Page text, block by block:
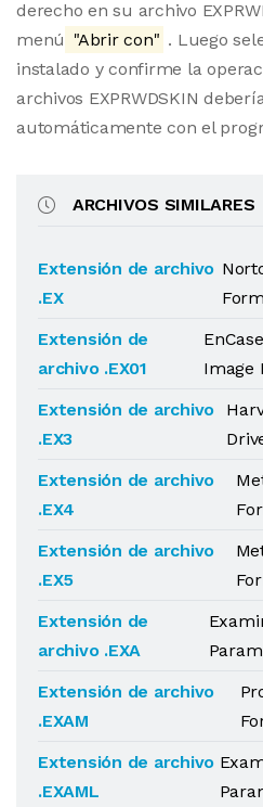
derecho en su archivo
menú "Abrir con" . Luego
instalado y confirme la
archivos EXPRWDSKIN
automáticamente con el
ARCHIVOS SIMILARES
Extensión de archivo
.EX
Extensión de
archivo .EX01
Image
Extensión de archivo
.EX3
Extensión de archivo
.EX4
Extensión de archivo
.EX5
Extensión de
archivo .EXA
Extensión de archivo
.EXAM
Extensión de archivo
.EXAML